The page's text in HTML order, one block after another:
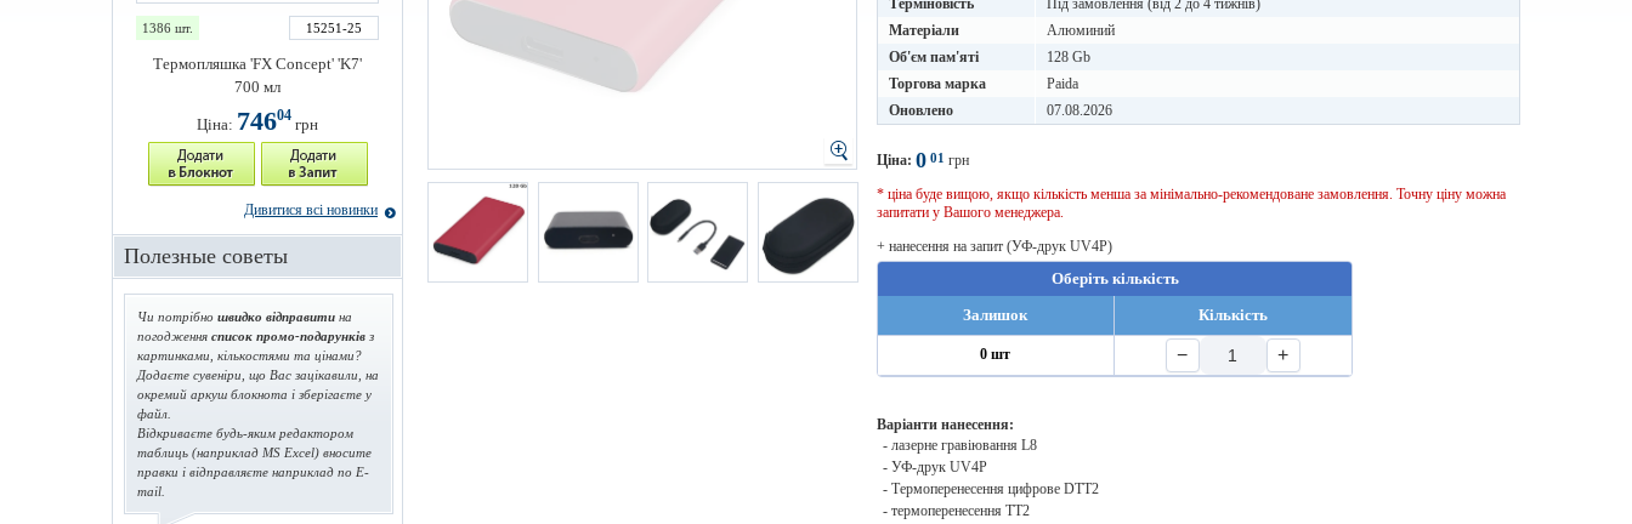
Терміновість
Під замовлення (від 2 до 4 тижнів)
Матеріали
Алюминий
Об'єм пам'яті
128 Gb
Торгова марка
Paida
Оновлено
07.08.2026
Ціна: 0 01 грн
* ціна буде вищою, якщо кількість менша за мінімально-рекомендоване замовлення. Точну ціну можна
запитати у Вашого менеджера.
+ нанесення на запит (УФ-друк UV4P)
Оберіть кількість
Залишок
Кількість
0 шт − +
Варіанти нанесення:
- лазерне гравіювання L8
- УФ-друк UV4P
- Термоперенесення цифрове DTT2
- термоперенесення ТТ2
1386 шт. 15251-25
Термопляшка 'FX Concept' 'K7'
700 мл
Ціна: 74604 грн
Дивитися всі новинки
Полезные советы
Чи потрібно швидко відправити на
погодження список промо-подарунків з
картинками, кількостями та цінами?
Додаєте сувеніри, що Вас зацікавили, на
окремий аркуш блокнота і зберігаєте у
файл.
Відкриваєте будь-яким редактором
таблиць (наприклад MS Excel) вносите
правки і відправляєте наприклад по E-
mail.